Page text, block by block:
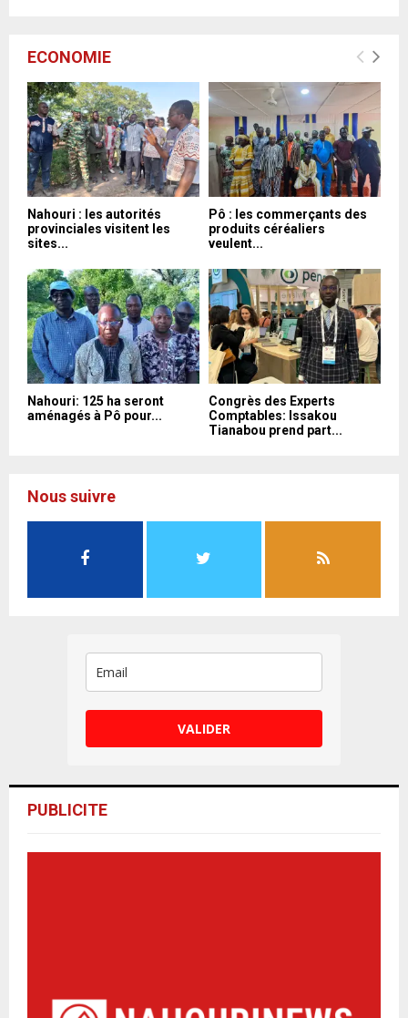
ECONOMIE
Nahouri : les autorités
provinciales visitent les
sites...
Pô : les commerçants des
produits céréaliers
veulent...
Nahouri: 125 ha seront
aménagés à Pô pour...
Congrès des Experts
Comptables: Issakou
Tianabou prend part...
Nous suivre
VALIDER
PUBLICITE